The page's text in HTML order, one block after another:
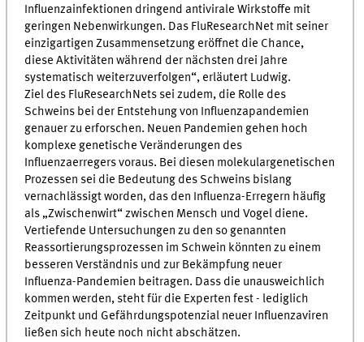
Influenzainfektionen dringend antivirale Wirkstoffe mit
geringen Nebenwirkungen. Das FluResearchNet mit seiner
einzigartigen Zusammensetzung eröffnet die Chance,
diese Aktivitäten während der nächsten drei Jahre
systematisch weiterzuverfolgen“, erläutert Ludwig.
Ziel des FluResearchNets sei zudem, die Rolle des
Schweins bei der Entstehung von Influenzapandemien
genauer zu erforschen. Neuen Pandemien gehen hoch
komplexe genetische Veränderungen des
Influenzaerregers voraus. Bei diesen molekulargenetischen
Prozessen sei die Bedeutung des Schweins bislang
vernachlässigt worden, das den Influenza-Erregern häufig
als „Zwischenwirt“ zwischen Mensch und Vogel diene.
Vertiefende Untersuchungen zu den so genannten
Reassortierungsprozessen im Schwein könnten zu einem
besseren Verständnis und zur Bekämpfung neuer
Influenza-Pandemien beitragen. Dass die unausweichlich
kommen werden, steht für die Experten fest - lediglich
Zeitpunkt und Gefährdungspotenzial neuer Influenzaviren
ließen sich heute noch nicht abschätzen.